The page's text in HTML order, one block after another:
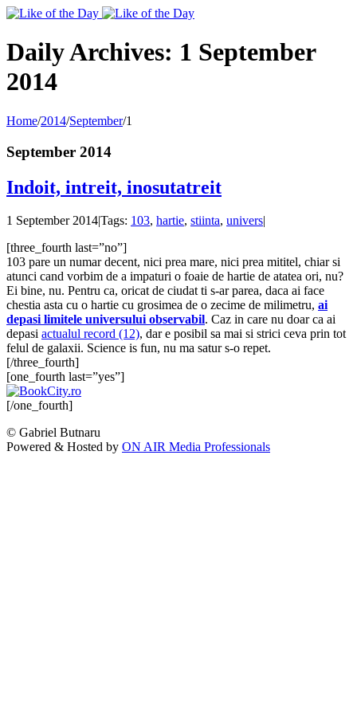
Toggle
Area
Daily Archives: 1 September
2014
Home/2014/September/1
September 2014
Indoit, intreit, inosutatreit
1 September 2014|Tags: 103, hartie, stiinta, univers|
[three_fourth last=”no”]
103 pare un numar decent, nici prea mare, nici prea mititel, chiar si
atunci cand vorbim de a impaturi o foaie de hartie de atatea ori, nu?
Ei bine, nu. Pentru ca, oricat de ciudat ti s-ar parea, daca ai face
chestia asta cu o hartie cu grosimea de o zecime de milimetru, ai
depasi limitele universului observabil. Caz in care nu doar ca ai
depasi actualul record (12), dar e posibil sa mai si strici ceva prin tot
felul de galaxii. Science is fun, nu ma satur s-o repet.
[/three_fourth]
[one_fourth last=”yes”]
[/one_fourth]
© Gabriel Butnaru
Powered & Hosted by ON AIR Media Professionals